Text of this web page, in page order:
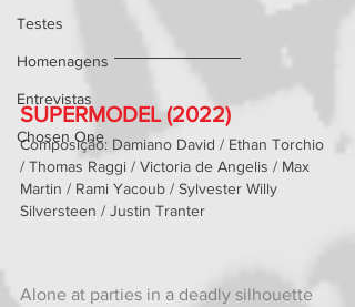
Testes
Homenagens
Entrevistas
Chosen One
SUPERMODEL (2022)
Composição: Damiano David / Ethan Torchio
/ Thomas Raggi / Victoria de Angelis / Max
Martin / Rami Yacoub / Sylvester Willy
Silversteen / Justin Tranter
Alone at parties in a deadly silhouette